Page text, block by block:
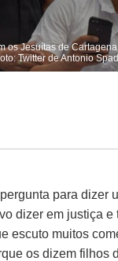
os Jesuítas de
Twitter de Antonio
para dizer
dizer em justiça e
escuto muitos
os dizem filhos